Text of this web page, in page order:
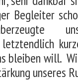
Begleiter
bleiben will.
unseres